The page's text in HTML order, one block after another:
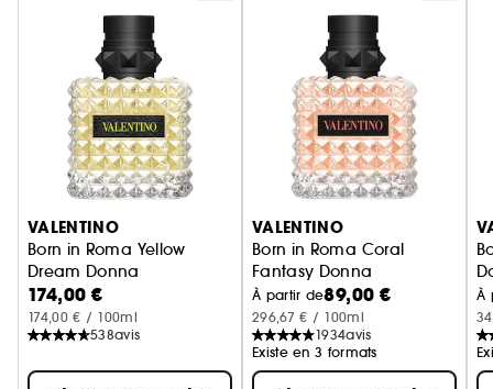
son allure architecturale et sophistiquée.
Born in Roma Donna Intense est disponible en
formats vaporisateur 30ml, 50ml et 100ml.
Ignorer le carrousel produits
VALENTINO
Born in Roma Yellow
Dream Donna
Eau de Parfum Pour Elle Florale Musquée
174,00 €
174,00 € / 100ml
538avis
VALENTINO
Born in Roma Coral
Fantasy Donna
Eau de Parfum Pour Elle
À partir de89,00 €
296,67 € / 100ml
1934avis
Existe en 3 formats
À